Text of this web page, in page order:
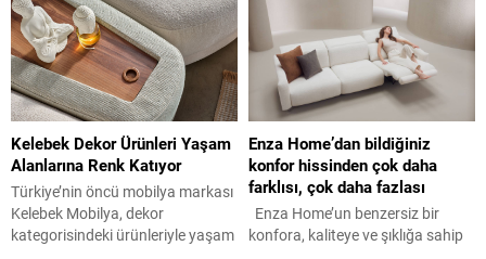
Kelebek Dekor Ürünleri Yaşam
Alanlarına Renk Katıyor
Türkiye’nin öncü mobilya markası
Kelebek Mobilya, dekor
kategorisindeki ürünleriyle yaşam
Enza Home’dan bildiğiniz
konfor hissinden çok daha
farklısı, çok daha fazlası
Enza Home’un benzersiz bir
konfora, kaliteye ve şıklığa sahip